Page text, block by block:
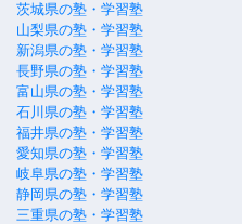
茨城県の塾・学習塾
山梨県の塾・学習塾
新潟県の塾・学習塾
長野県の塾・学習塾
富山県の塾・学習塾
石川県の塾・学習塾
福井県の塾・学習塾
愛知県の塾・学習塾
岐阜県の塾・学習塾
静岡県の塾・学習塾
三重県の塾・学習塾